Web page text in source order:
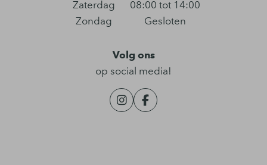
Zaterdag
08:00 tot 14:00
Zondag
Gesloten
Volg ons
op social media!